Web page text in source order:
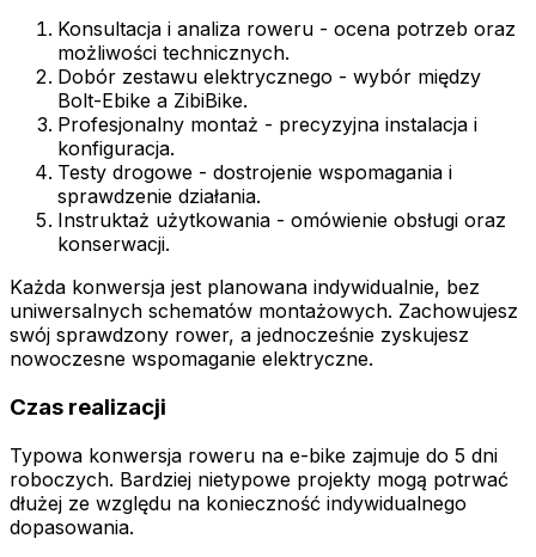
Konsultacja i analiza roweru - ocena potrzeb oraz
możliwości technicznych.
Dobór zestawu elektrycznego - wybór między
Bolt-Ebike a ZibiBike.
Profesjonalny montaż - precyzyjna instalacja i
konfiguracja.
Testy drogowe - dostrojenie wspomagania i
sprawdzenie działania.
Instruktaż użytkowania - omówienie obsługi oraz
konserwacji.
Każda konwersja jest planowana indywidualnie, bez
uniwersalnych schematów montażowych. Zachowujesz
swój sprawdzony rower, a jednocześnie zyskujesz
nowoczesne wspomaganie elektryczne.
Czas realizacji
Typowa konwersja roweru na e-bike zajmuje do 5 dni
roboczych. Bardziej nietypowe projekty mogą potrwać
dłużej ze względu na konieczność indywidualnego
dopasowania.